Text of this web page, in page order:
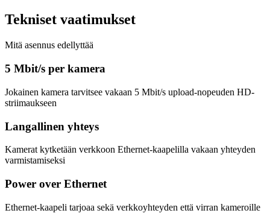
Tekniset vaatimukset
Mitä asennus edellyttää
5 Mbit/s per kamera
Jokainen kamera tarvitsee vakaan 5 Mbit/s upload-nopeuden HD-
striimaukseen
Langallinen yhteys
Kamerat kytketään verkkoon Ethernet-kaapelilla vakaan yhteyden
varmistamiseksi
Power over Ethernet
Ethernet-kaapeli tarjoaa sekä verkkoyhteyden että virran kameroille